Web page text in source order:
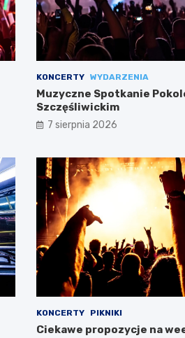
KONCERTY WYDARZENIA
Muzyczne Spotkanie
Szczęśliwickim
7 sierpnia 2026
KONCERTY PIKNIKI
Ciekawe propozycje na